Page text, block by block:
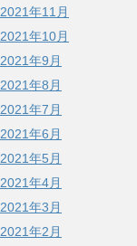
2021年11月
2021年10月
2021年9月
2021年8月
2021年7月
2021年6月
2021年5月
2021年4月
2021年3月
2021年2月